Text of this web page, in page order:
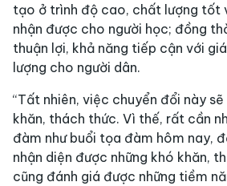
tạo ở trình độ cao, chất lượng tốt
nhận được cho người học; đồng
thuận lợi, khả năng tiếp cận với
lượng cho người dân.
“Tất nhiên, việc chuyển đổi này
khăn, thách thức. Vì thế, rất cần
đàm như buổi tọa đàm hôm nay,
nhận diện được những khó khăn,
cũng đánh giá được những tiềm